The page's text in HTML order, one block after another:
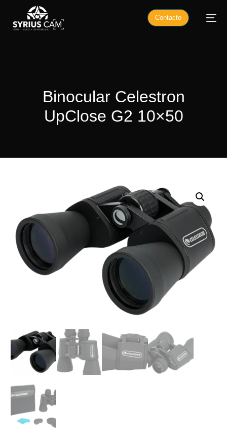
Contacto
Binocular Celestron
UpClose G2 10×50